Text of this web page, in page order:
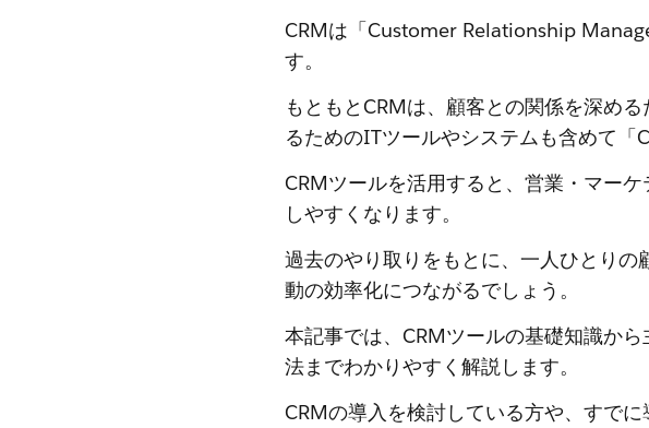
CRMは「Customer Relationship
す。
もともとCRMは、顧客との関係を深め
るためのITツールやシステムも含めて「
CRMツールを活用すると、営業・マー
しやすくなります。
過去のやり取りをもとに、一人ひとり
動の効率化につながるでしょう。
本記事では、CRMツールの基礎知識か
法までわかりやすく解説します。
CRMの導入を検討している方や、すで